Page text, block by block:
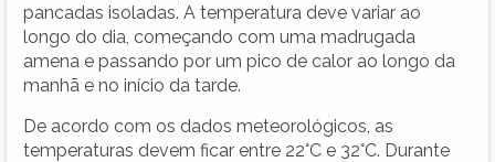
pancadas isoladas. A temperatura deve variar ao
longo do dia, começando com uma madrugada
amena e passando por um pico de calor ao longo da
manhã e no início da tarde.
De acordo com os dados meteorológicos, as
temperaturas devem ficar entre 22°C e 32°C. Durante